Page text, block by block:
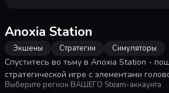
Anoxia Station
Экшены Стратегии Симуляторы
Спуститесь во тьму в Anoxia Station -
стратегической игре с элементами
подземной шахтерской станцией, где вам
Выберите регион ВАШЕГО Steam-аккаунта